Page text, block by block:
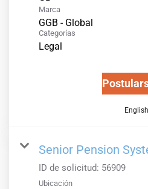
Marca
GGB - Global
Categorías
Legal
Senior Pension
ID de solicitud: 56909
Ubicación